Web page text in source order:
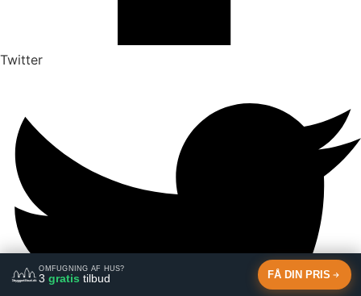
OMFUGNING AF HUS?
3gratis tilbud FÅ DIN PRIS
Twitter